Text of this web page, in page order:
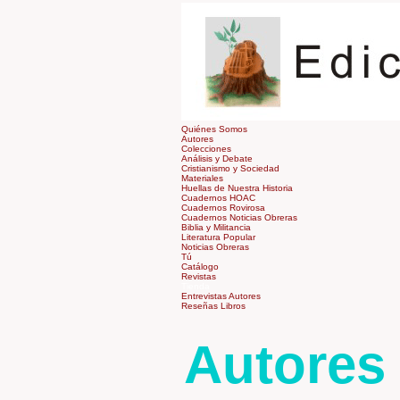
Quiénes Somos
Autores
Colecciones
Análisis y Debate
Cristianismo y Sociedad
Materiales
Huellas de Nuestra Historia
Cuadernos HOAC
Cuadernos Rovirosa
Cuadernos Noticias Obreras
Biblia y Militancia
Literatura Popular
Noticias Obreras
Tú
Catálogo
Revistas
Entrevistas Autores
Reseñas Libros
Autores